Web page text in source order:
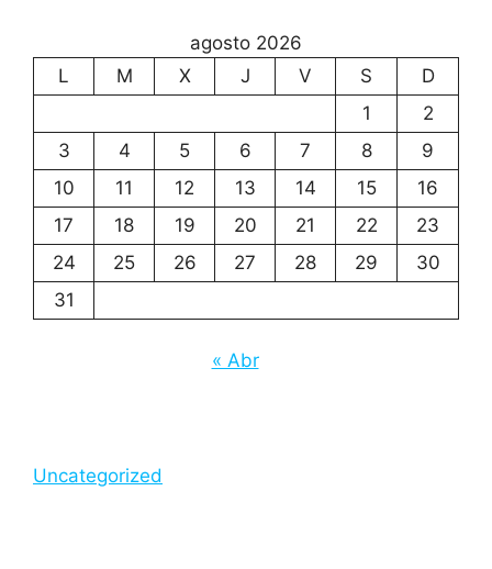
agosto 2026
L
M X J V S
D
1
2
3
4 5 6 7 8
9
10
11 12 13 14 15
16
17
18 19 20 21 22
23
24
25 26 27 28 29
30
31
« Abr
Uncategorized